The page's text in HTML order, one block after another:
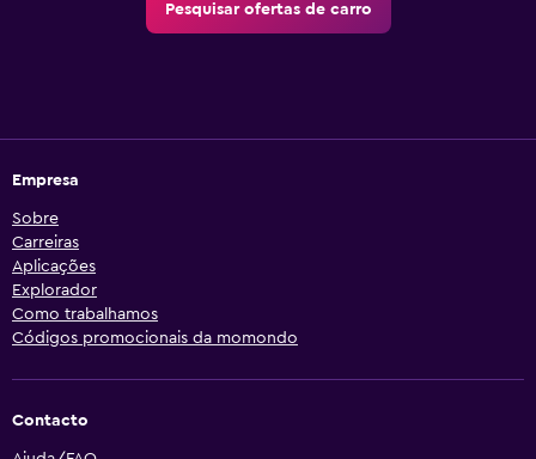
Pesquisar ofertas de carro
Empresa
Sobre
Carreiras
Aplicações
Explorador
Como trabalhamos
Códigos promocionais da momondo
Contacto